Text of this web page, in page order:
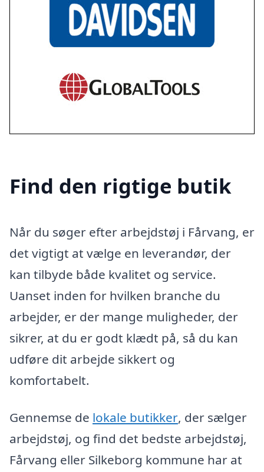
Find den rigtige butik
Når du søger efter arbejdstøj i Fårvang, er
det vigtigt at vælge en leverandør, der
kan tilbyde både kvalitet og service.
Uanset inden for hvilken branche du
arbejder, er der mange muligheder, der
sikrer, at du er godt klædt på, så du kan
udføre dit arbejde sikkert og
komfortabelt.
Gennemse de lokale butikker, der sælger
arbejdstøj, og find det bedste arbejdstøj,
Fårvang eller Silkeborg kommune har at